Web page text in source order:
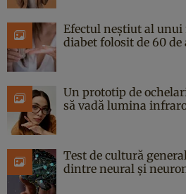
Efectul neștiut al
diabet folosit de 60 de
Un prototip de
să vadă lumina
Test de cultură
dintre neural și